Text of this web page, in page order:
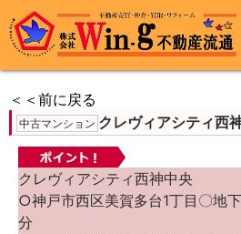
＜＜前に戻る
中古マンション クレヴィアシティ西
クレヴィアシティ西神中央
○神戸市西区美賀多台1丁目〇地
分